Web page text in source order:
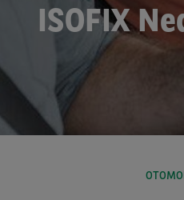
ISOFIX